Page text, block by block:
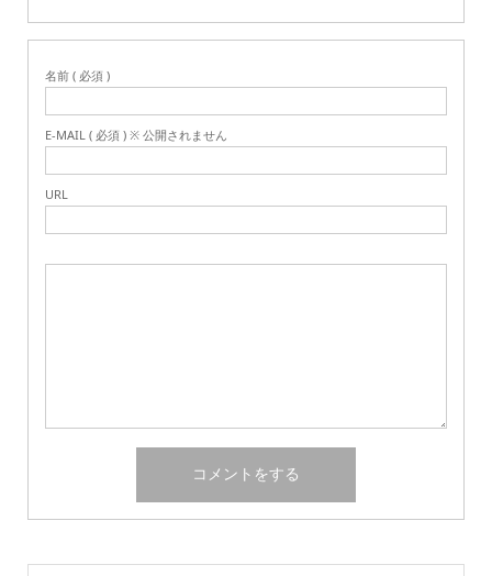
名前 ( 必須 )
E-MAIL ( 必須 ) ※ 公開されません
URL